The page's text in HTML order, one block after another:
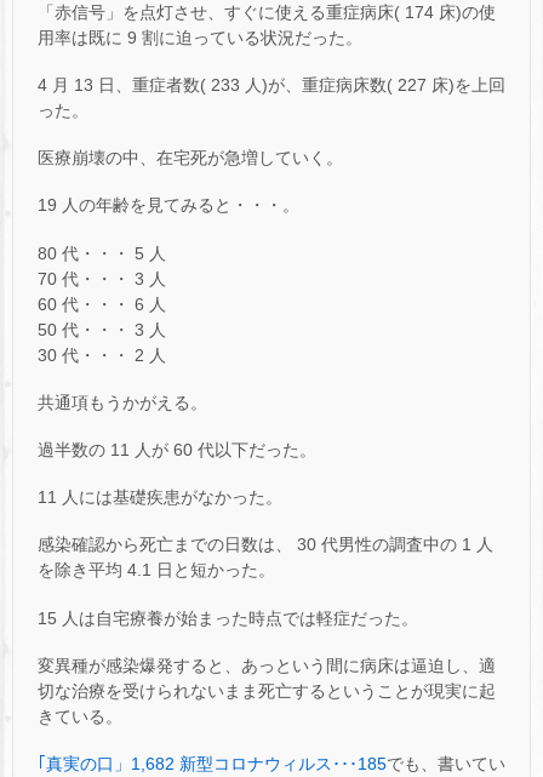
「赤信号」を点灯させ、すぐに使える重症病床( 174 床)の使
用率は既に 9 割に迫っている状況だった。
4 月 13 日、重症者数( 233 人)が、重症病床数( 227 床)を上回
った。
医療崩壊の中、在宅死が急増していく。
19 人の年齢を見てみると・・・。
80 代・・・ 5 人
70 代・・・ 3 人
60 代・・・ 6 人
50 代・・・ 3 人
30 代・・・ 2 人
共通項もうかがえる。
過半数の 11 人が 60 代以下だった。
11 人には基礎疾患がなかった。
感染確認から死亡までの日数は、 30 代男性の調査中の 1 人
を除き平均 4.1 日と短かった。
15 人は自宅療養が始まった時点では軽症だった。
変異種が感染爆発すると、あっという間に病床は逼迫し、適
切な治療を受けられないまま死亡するということが現実に起
きている。
｢真実の口」1,682 新型コロナウィルス･･･185でも、書いてい